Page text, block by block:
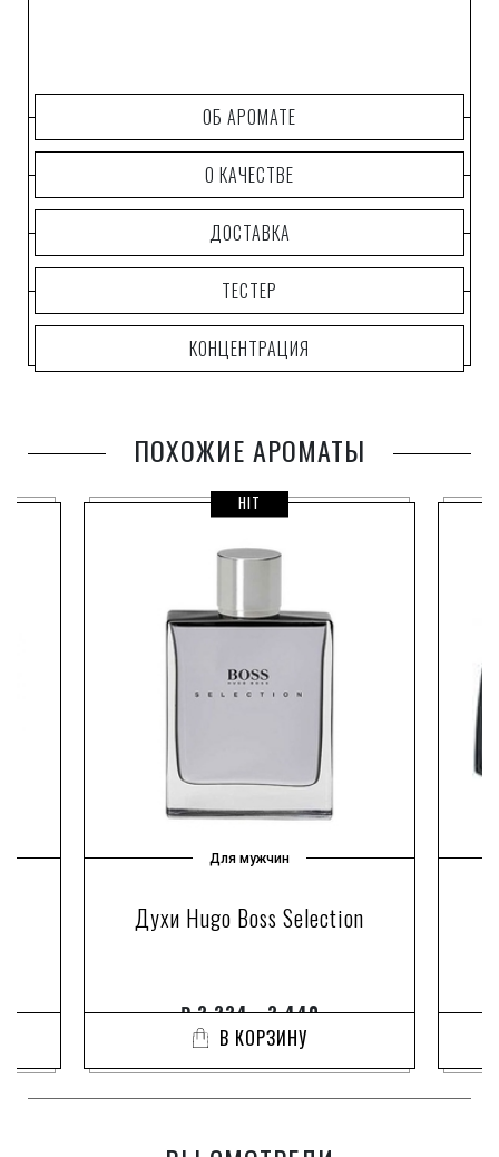
ОБ АРОМАТЕ
О КАЧЕСТВЕ
ДОСТАВКА
ТЕСТЕР
КОНЦЕНТРАЦИЯ
ПОХОЖИЕ АРОМАТЫ
HIT
Для мужчин
Духи Hugo Boss Selection
₽3 234 - 3 440
В КОРЗИНУ